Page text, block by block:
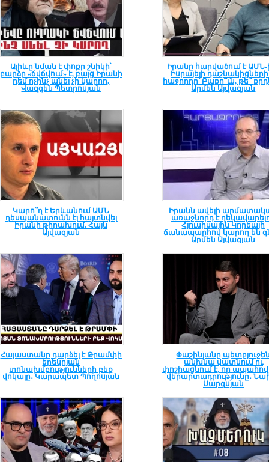
Ալիևը նման է փոքր շնիկի՝
բարձր «ճվճվում» է, բայց Իրանի
դեմ ոչինչ անել չի կարող.
Վազգեն Պետրոսյան
Իրանը հարվածում է ԱՄՆ-
Իսրայելի
հաջորդը՝ Բաքո՞ւն, թե՞
Արմեն Այվազյան
Կարո՞ղ է Երևանում ԱՄՆ
դեսպանատունն էլ հայտնվել
Իրանի թիրախում. Հայկ
Այվազյան
Իրանն ավելի
առաջնորդ է
Հյուսիսային Կորեայի
ճանապարհով կարող են
Արմեն Այվազյան
Հայաստանը դարձել է Թրամփի
երեկոյան
տոնախմբությունների բեք
վոկալը․ Կարապետ Պողոսյան
Փաշինյանը
անխնա վատնում ու
փոշիացնում է, որ
վերարտադրությունը․
Սարգսյան